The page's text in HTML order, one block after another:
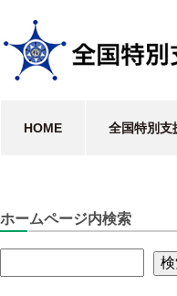
HOME 全国特別支
ホームページ内検索